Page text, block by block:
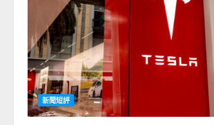
新聞短評